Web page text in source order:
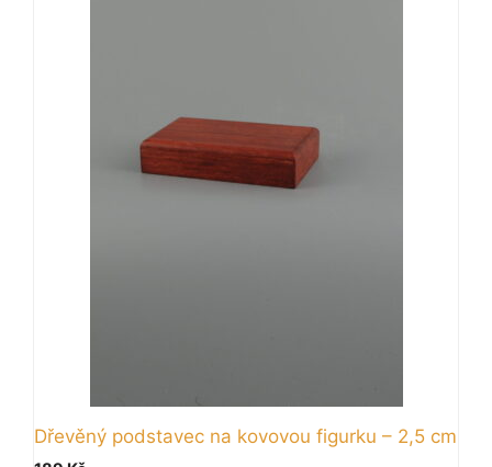
Dřevěný podstavec na kovovou figurku – 2,5 cm